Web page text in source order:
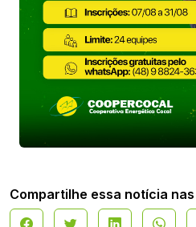
Compartilhe essa notícia